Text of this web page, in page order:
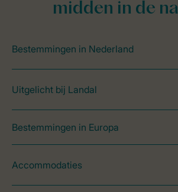
midden in de
Bestemmingen in Nederland
Uitgelicht bij Landal
Bestemmingen in Europa
Accommodaties